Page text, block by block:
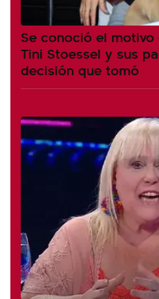
Se conoció el
Tini Stoessel y sus
decisión que tomó